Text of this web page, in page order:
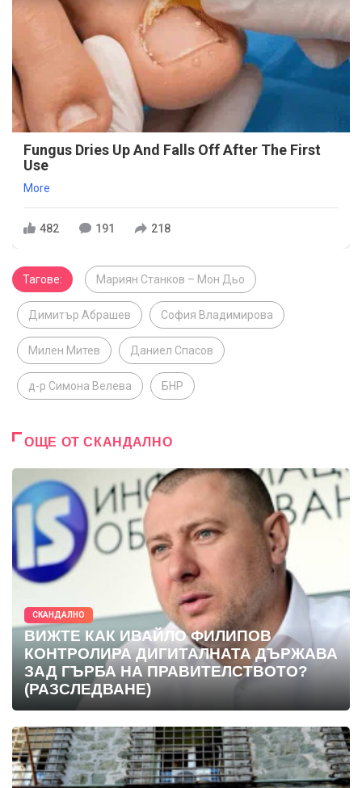
Fungus Dries Up And Falls Off After The First
Use
More
482 191 218
Тагове: Мариян Станков – Мон Дьо
Димитър Абрашев София Владимирова
Милен Митев Даниел Спасов
д-р Симона Велева БНР
ОЩЕ ОТ СКАНДАЛНО
СКАНДАЛНО
ВИЖТЕ КАК ИВАЙЛО ФИЛИПОВ
КОНТРОЛИРА ДИГИТАЛНАТА ДЪРЖАВА
ЗАД ГЪРБА НА ПРАВИТЕЛСТВОТО?
(РАЗСЛЕДВАНЕ)